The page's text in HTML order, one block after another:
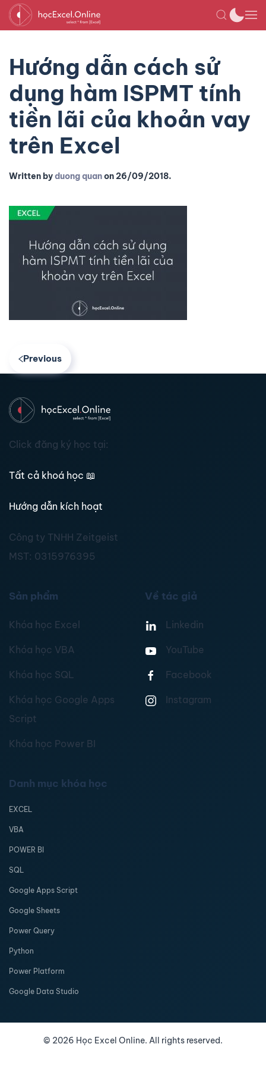
Hướng dẫn cách sử
dụng hàm ISPMT tính
tiền lãi của khoản vay
trên Excel
Written byduong quanon26/09/2018.
Previous
Click đăng ký học tại:
Tất cả khoá học 📖
Hướng dẫn kích hoạt
Công ty TNHH Zeitgeist
MST: 0315976395
Sản phẩm
Khóa học Excel
Khóa học VBA
Khóa học SQL
Khóa học Google Apps
Script
Khóa học Power BI
Về tác giả
Linkedin
YouTube
Facebook
Instagram
Danh mục khóa học
EXCEL
VBA
POWER BI
SQL
Google Apps Script
Google Sheets
Power Query
Python
Power Platform
Google Data Studio
© 2026 Học Excel Online. All rights reserved.